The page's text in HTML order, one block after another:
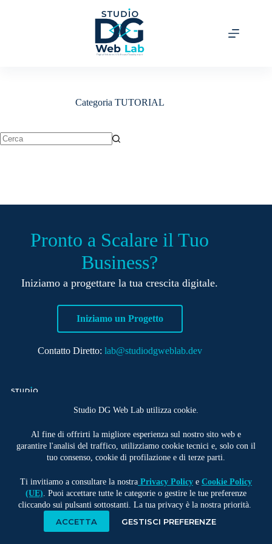
Studio DG Web Lab utilizza cookie.
Al fine di offrirti la migliore esperienza sul nostro sito web e
garantire l'analisi del traffico, utilizziamo cookie tecnici e, solo con il
tuo consenso, cookie di profilazione e di terze parti.
Ti invitiamo a consultare la nostraPrivacy Policye Cookie Policy
(UE). Puoi accettare tutte le categorie o gestire le tue preferenze
cliccando sui pulsanti sottostanti. La tua privacy è la nostra priorità.
ACCETTA GESTISCI PREFERENZE
Categoria TUTORIAL
Pronto a Scalare il Tuo
Business?
Iniziamo a progettare la tua crescita digitale.
Iniziamo un Progetto
Contatto Diretto: lab@studiodgweblab.dev
Copyright © 2026 - Studio DG Web Lab
P.IVA: 01684780537